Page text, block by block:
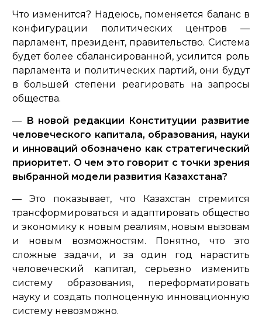
Что изменится? Надеюсь, поменяется баланс в
конфигурации политических центров —
парламент, президент, правительство. Система
будет более сбалансированной, усилится роль
парламента и политических партий, они будут
в большей степени реагировать на запросы
общества.
— В новой редакции Конституции развитие
человеческого капитала, образования, науки
и инноваций обозначено как стратегический
приоритет. О чем это говорит с точки зрения
выбранной модели развития Казахстана?
— Это показывает, что Казахстан стремится
трансформироваться и адаптировать общество
и экономику к новым реалиям, новым вызовам
и новым возможностям. Понятно, что это
сложные задачи, и за один год нарастить
человеческий капитал, серьезно изменить
систему образования, переформатировать
науку и создать полноценную инновационную
систему невозможно.